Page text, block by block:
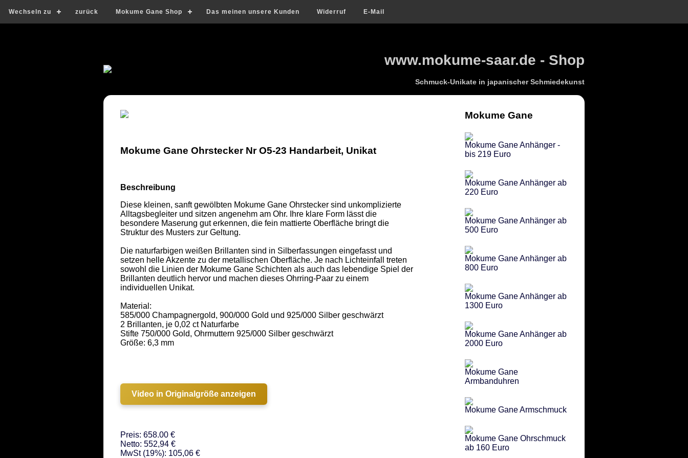
Wechseln zu zurück Mokume Gane Shop Das meinen unsere Kunden Widerruf E-Mail
www.mokume-saar.de - Shop
Schmuck-Unikate in japanischer Schmiedekunst
Mokume Gane Ohrstecker Nr O5-23 Handarbeit, Unikat
Beschreibung
Diese kleinen, sanft gewölbten Mokume Gane Ohrstecker sind unkomplizierte
Alltagsbegleiter und sitzen angenehm am Ohr. Ihre klare Form lässt die
besondere Maserung gut erkennen, die fein mattierte Oberfläche bringt die
Struktur des Musters zur Geltung.
Die naturfarbigen weißen Brillanten sind in Silberfassungen eingefasst und
setzen helle Akzente zu der metallischen Oberfläche. Je nach Lichteinfall treten
sowohl die Linien der Mokume Gane Schichten als auch das lebendige Spiel der
Brillanten deutlich hervor und machen dieses Ohrring-Paar zu einem
individuellen Unikat.
Material:
585/000 Champagnergold, 900/000 Gold und 925/000 Silber geschwärzt
2 Brillanten, je 0,02 ct Naturfarbe
Stifte 750/000 Gold, Ohrmuttern 925/000 Silber geschwärzt
Größe: 6,3 mm
Video in Originalgröße anzeigen
Preis: 658.00 €
Netto: 552,94 €
MwSt (19%): 105,06 €
Mokume Gane
Mokume Gane Anhänger -
bis 219 Euro
Mokume Gane Anhänger ab
220 Euro
Mokume Gane Anhänger ab
500 Euro
Mokume Gane Anhänger ab
800 Euro
Mokume Gane Anhänger ab
1300 Euro
Mokume Gane Anhänger ab
2000 Euro
Mokume Gane
Armbanduhren
Mokume Gane Armschmuck
Mokume Gane Ohrschmuck
ab 160 Euro